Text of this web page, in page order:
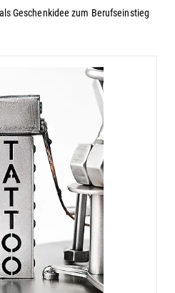
Geschenkidee zum Berufseinstieg